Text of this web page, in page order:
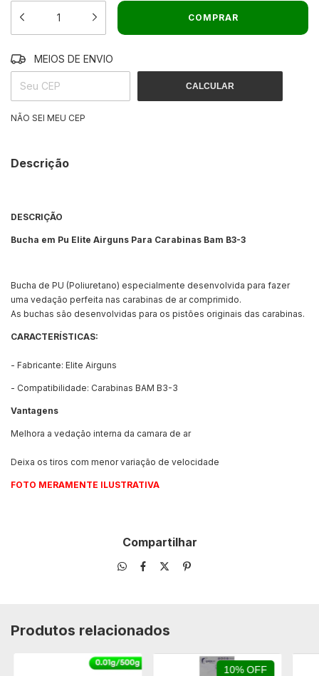
MEIOS DE ENVIO
CALCULAR
NÃO SEI MEU CEP
Descrição
DESCRIÇÃO
Bucha em Pu Elite Airguns Para Carabinas Bam B3-3
Bucha de PU (Poliuretano) especialmente desenvolvida para fazer
uma vedação perfeita nas carabinas de ar comprimido.
As buchas são desenvolvidas para os pistões originais das carabinas.
CARACTERÍSTICAS:
- Fabricante: Elite Airguns
- Compatibilidade: Carabinas BAM B3-3
Vantagens
Melhora a vedação interna da camara de ar
Deixa os tiros com menor variação de velocidade
FOTO MERAMENTE ILUSTRATIVA
Compartilhar
Produtos relacionados
10% OFF